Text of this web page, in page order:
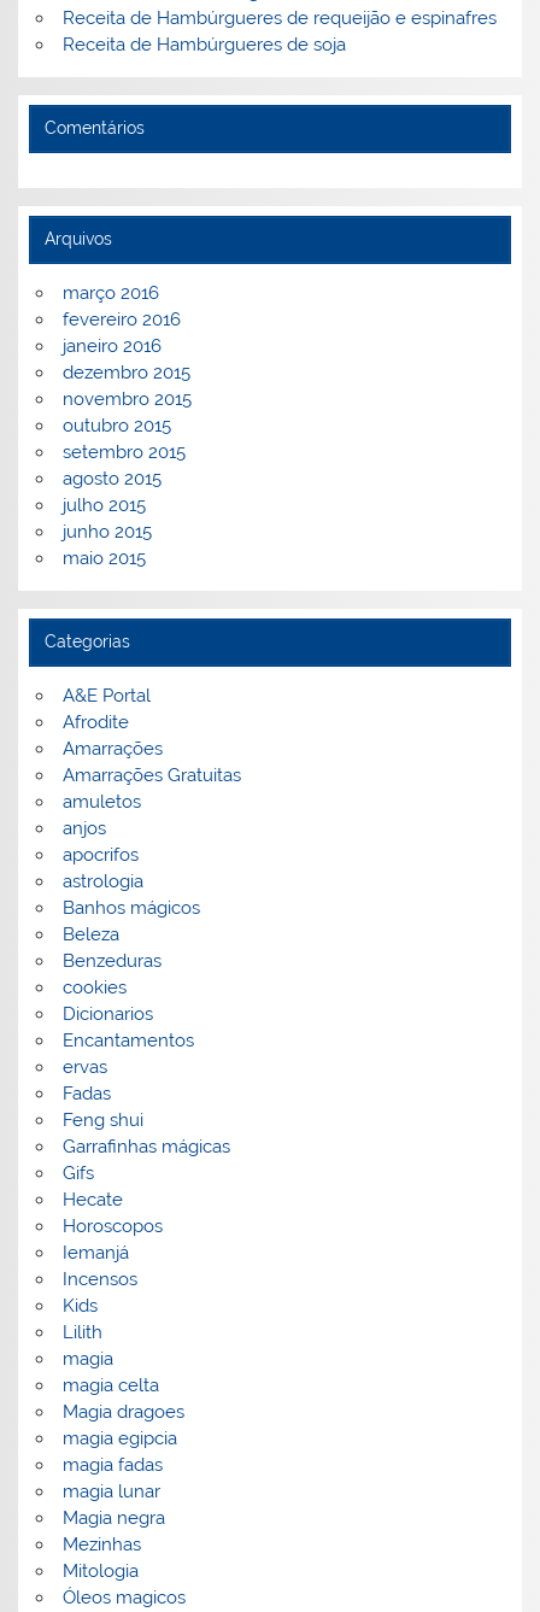
Receita de Hambúrgueres de requeijão e espinafres
Receita de Hambúrgueres de soja
Comentários
Arquivos
março 2016
fevereiro 2016
janeiro 2016
dezembro 2015
novembro 2015
outubro 2015
setembro 2015
agosto 2015
julho 2015
junho 2015
maio 2015
Categorias
A&E Portal
Afrodite
Amarrações
Amarrações Gratuitas
amuletos
anjos
apocrifos
astrologia
Banhos mágicos
Beleza
Benzeduras
cookies
Dicionarios
Encantamentos
ervas
Fadas
Feng shui
Garrafinhas mágicas
Gifs
Hecate
Horoscopos
Iemanjá
Incensos
Kids
Lilith
magia
magia celta
Magia dragoes
magia egipcia
magia fadas
magia lunar
Magia negra
Mezinhas
Mitologia
Óleos magicos